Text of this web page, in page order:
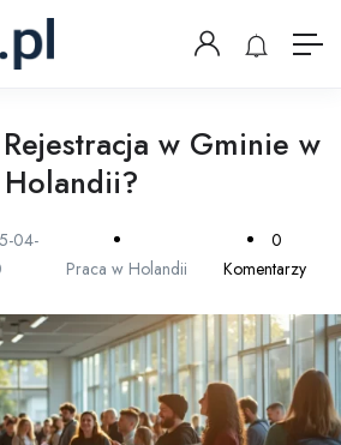
w Gminie w
Holandii?
04-
Praca w Holandii
0
Komentarzy